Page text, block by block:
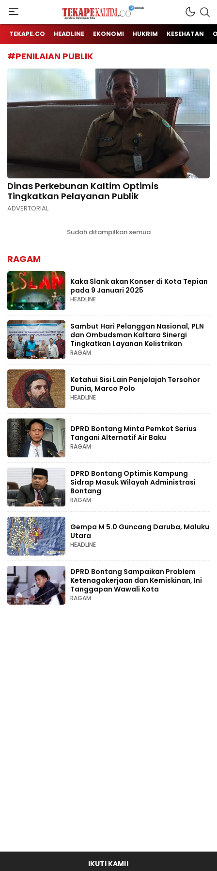
TEKAPE KALTIM
Jendela Informasi Kita
TEKAPE.CO HEADLINE EKONOMI HUKRIM KESEHATAN
#PENILAIAN PUBLIK
Dinas Perkebunan Kaltim Optimis
Tingkatkan Pelayanan Publik
ADVERTORIAL
Sudah ditampilkan semua
RAGAM
Kaka Slank akan Konser di Kota Tepian
pada 9 Januari 2025
HEADLINE
Sambut Hari Pelanggan Nasional, PLN
dan Ombudsman Kaltara Sinergi
Tingkatkan Layanan Kelistrikan
RAGAM
Ketahui Sisi Lain Penjelajah Tersohor
Dunia, Marco Polo
HEADLINE
DPRD Bontang Minta Pemkot Serius
Tangani Alternatif Air Baku
RAGAM
DPRD Bontang Optimis Kampung
Sidrap Masuk Wilayah Administrasi
Bontang
RAGAM
Gempa M 5.0 Guncang Daruba, Maluku
Utara
HEADLINE
DPRD Bontang Sampaikan Problem
Ketenagakerjaan dan Kemiskinan, Ini
Tanggapan Wawali Kota
RAGAM
IKUTI KAMI!